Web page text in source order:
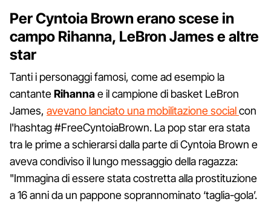
Per Cyntoia Brown erano scese in
campo Rihanna, LeBron James e altre
star
Tanti i personaggi famosi, come ad esempio la
cantanteRihannae il campione di basket LeBron
James, avevano lanciato una mobilitazione socialcon
l'hashtag #FreeCyntoiaBrown. La pop star era stata
tra le prime a schierarsi dalla parte di Cyntoia Brown e
aveva condiviso il lungo messaggio della ragazza:
"Immagina di essere stata costretta alla prostituzione
a 16 anni da un pappone soprannominato ‘taglia-gola’.